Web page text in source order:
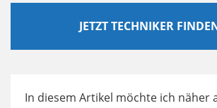
JETZT TECHNIKER
In diesem Artikel möchte ich näher